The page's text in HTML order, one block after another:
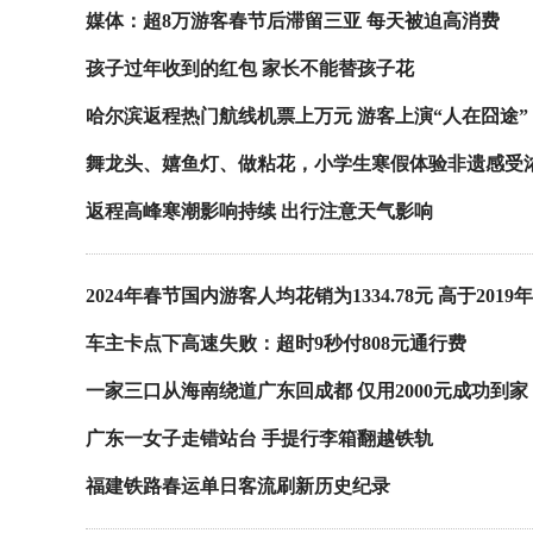
媒体：超8万游客春节后滞留三亚 每天被迫高消费
孩子过年收到的红包 家长不能替孩子花
哈尔滨返程热门航线机票上万元 游客上演“人在囧途”
舞龙头、嬉鱼灯、做粘花，小学生寒假体验非遗感受
返程高峰寒潮影响持续 出行注意天气影响
2024年春节国内游客人均花销为1334.78元 高于2019年
车主卡点下高速失败：超时9秒付808元通行费
一家三口从海南绕道广东回成都 仅用2000元成功到家
广东一女子走错站台 手提行李箱翻越铁轨
福建铁路春运单日客流刷新历史纪录